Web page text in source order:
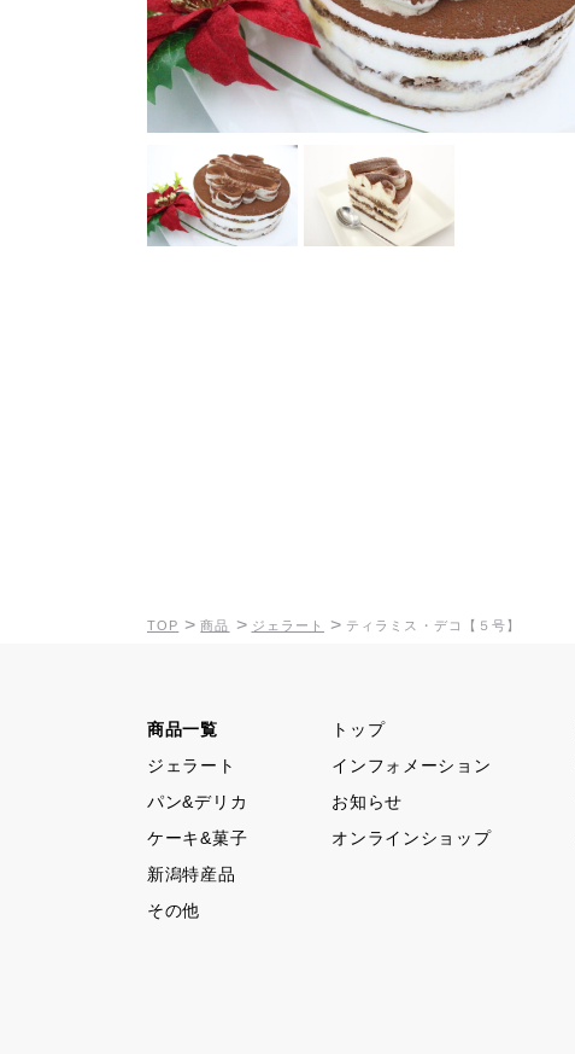
TOP > 商品 > ジェラート > ティラミス・デコ【５号】
商品一覧
ジェラート
パン&デリカ
ケーキ&菓子
新潟特産品
その他
トップ
インフォメーション
お知らせ
オンラインショップ